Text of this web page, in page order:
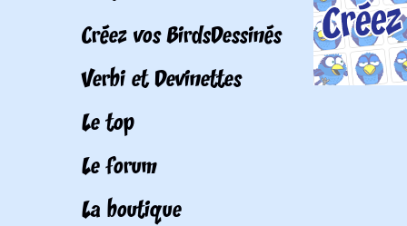
Créez vos BirdsDessinés
Verbi et Devinettes
Le top
Le forum
La boutique